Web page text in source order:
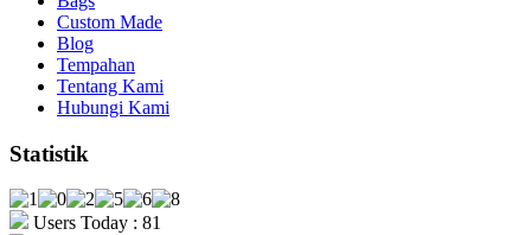
Custom Made
Blog
Tempahan
Tentang Kami
Hubungi Kami
Statistik
Users Today : 81